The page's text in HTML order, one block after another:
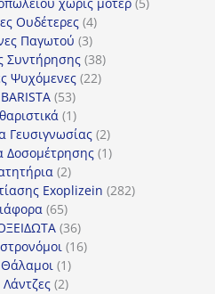
Ουδέτερες 44
προϊόντα
Παγωτού 33
προϊόντα
Συντήρησης 3838
προϊόντα
Ψυχόμενες 2222
5353
προϊόντα
11
προϊόν
Γευσιγνωσίας 22
προϊόντα
Δοσομέτρησης 11
22
προϊόντα
Exoplizein 282282
6565
προϊόντα
3636
προϊόντα
1616
Θάλαμοι 11
προϊόν
Λάντζες 22